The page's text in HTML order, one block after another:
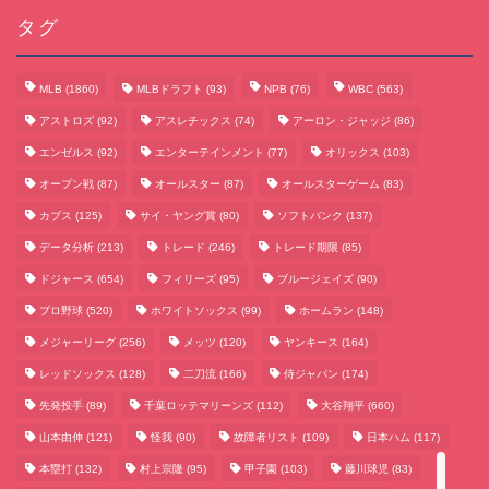
タグ
MLB (1860) MLBドラフト (93) NPB (76) WBC (563)
アストロズ (92) アスレチックス (74) アーロン・ジャッジ (86)
エンゼルス (92) エンターテインメント (77) オリックス (103)
オープン戦 (87) オールスター (87) オールスターゲーム (83)
カブス (125) サイ・ヤング賞 (80) ソフトバンク (137)
データ分析 (213) トレード (246) トレード期限 (85)
ドジャース (654) フィリーズ (95) ブルージェイズ (90)
プロ野球 (520) ホワイトソックス (99) ホームラン (148)
メジャーリーグ (256) メッツ (120) ヤンキース (164)
レッドソックス (128) 二刀流 (166) 侍ジャパン (174)
先発投手 (89) 千葉ロッテマリーンズ (112) 大谷翔平 (660)
山本由伸 (121) 怪我 (90) 故障者リスト (109) 日本ハム (117)
本塁打 (132) 村上宗隆 (95) 甲子園 (103) 藤川球児 (83)
テクノロジーまとめ
ビジネス・経済まとめ